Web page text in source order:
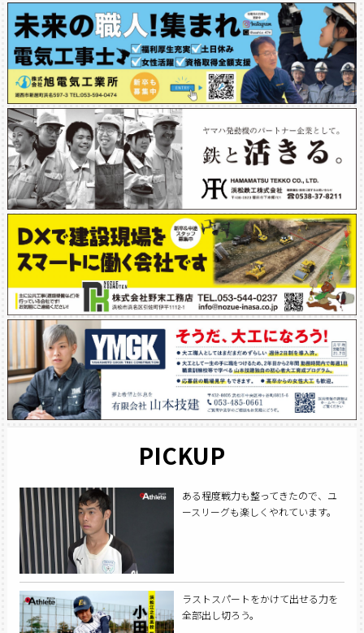
PICKUP
ある程度戦力も整ってきたので、ユ
ースリーグも楽しくやれています。
ラストスパートをかけて出せる力を
全部出し切ろう。